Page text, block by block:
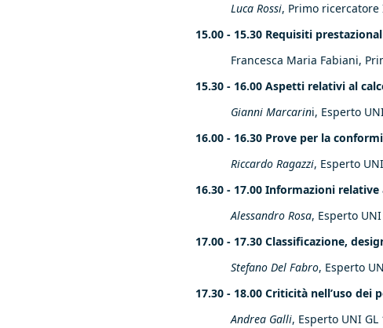
Luca Rossi, Primo
15.00 - 15.30 Requisiti
Francesca Maria Fabiani,
15.30 - 16.00 Aspetti relativi al
Gianni Marcarini, Esperto
16.00 - 16.30 Prove per la
Riccardo Ragazzi, Esperto
16.30 - 17.00 Informazioni
Alessandro Rosa, Esperto UNI
17.00 - 17.30 Classificazione,
Stefano Del Fabro, Esperto
17.30 - 18.00 Criticità nell’uso
Andrea Galli, Esperto UNI GL